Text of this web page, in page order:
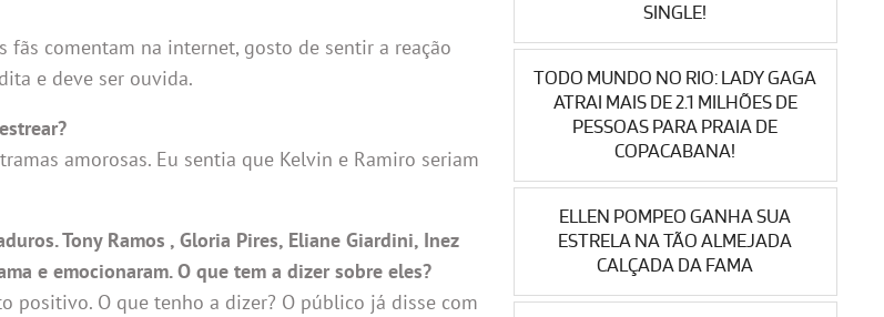
comentam na internet, gosto de sentir a reação
e deve ser ouvida.
amorosas. Eu sentia que Kelvin e Ramiro seriam
Tony Ramos , Gloria Pires, Eliane Giardini, Inez
e emocionaram. O que tem a dizer sobre eles?
positivo. O que tenho a dizer? O público já disse com
SINGLE!
TODO MUNDO NO RIO: LADY GAGA
ATRAI MAIS DE 2.1 MILHÕES DE
PESSOAS PARA PRAIA DE
COPACABANA!
ELLEN POMPEO GANHA SUA
ESTRELA NA TÃO ALMEJADA
CALÇADA DA FAMA